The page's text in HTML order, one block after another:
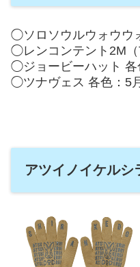
◯ソロソウルウォウウ
◯レンコンテント2M（
◯ジョービーハット 各
◯ツナヴェス 各色：5
アツイノイケルシ